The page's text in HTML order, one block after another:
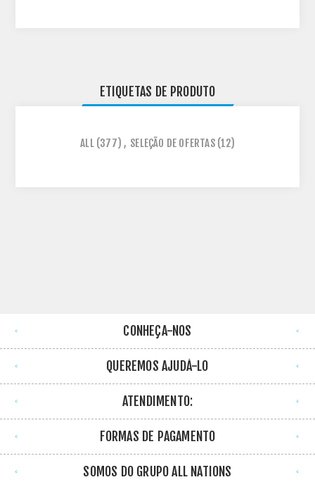
ETIQUETAS DE PRODUTO
ALL (377) , SELEÇÃO DE OFERTAS (12)
CONHEÇA-NOS
QUEREMOS AJUDÁ-LO
ATENDIMENTO:
FORMAS DE PAGAMENTO
SOMOS DO GRUPO ALL NATIONS